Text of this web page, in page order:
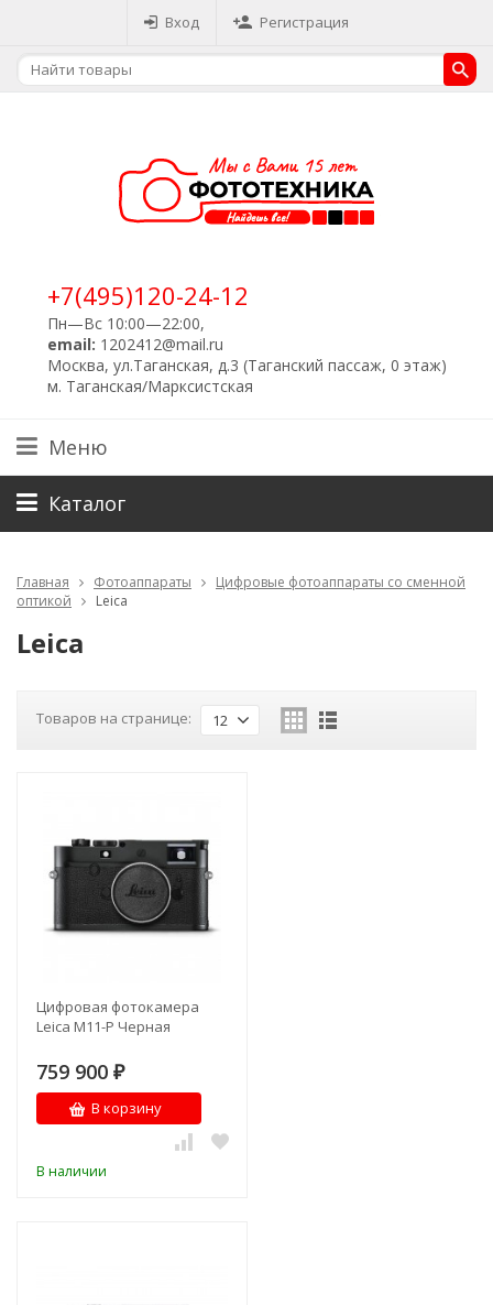
Вход Регистрация
+7(495)120-24-12
Пн—Вс 10:00—22:00,
email: 1202412@mail.ru
Москва, ул.Таганская, д.3 (Таганский пассаж, 0 этаж)
м. Таганская/Марксистская
Меню
Каталог
Главная Фотоаппараты
Цифровые фотоаппараты со сменной
оптикой
Leica
Leica
Товаров на странице: 12
Цифровая фотокамера
Leica M11-P Черная
759 900 ₽
В корзину
В наличии